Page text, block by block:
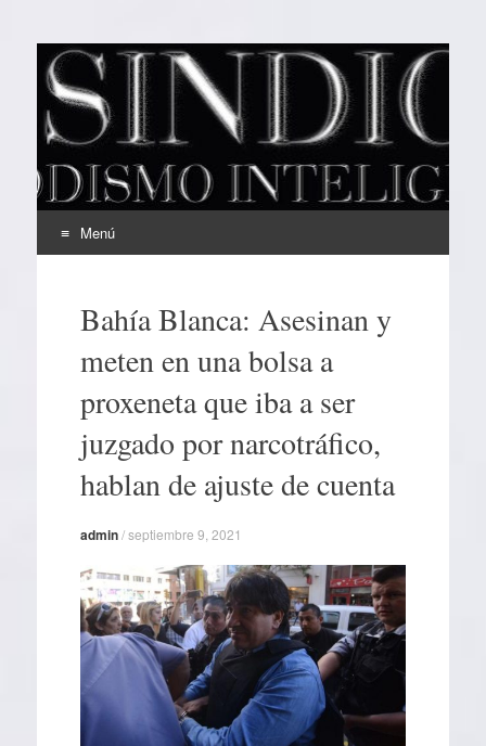
EL SINDICAL
Periodismo Inteligente
Menú
contenidoBahía Blanca: Asesinan y
meten en una bolsa a
proxeneta que iba a ser
juzgado por narcotráfico,
hablan de ajuste de cuenta
admin/septiembre 9, 2021